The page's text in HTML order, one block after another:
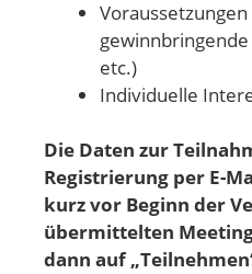
gewinnbringende
etc.)
Individuelle
Die Daten zur
Registrierung per E-
kurz vor Beginn der
übermittelten
dann auf